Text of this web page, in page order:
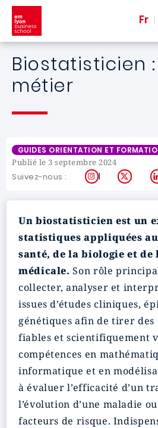
Aller au contenu principal
Fr
Biostatisticien
métier
GUIDES ORIENTATION ET
Publié le 3 septembre 2024
Suivez-nous : Instagram
X
Un biostatisticien est un
statistiques appliquées
santé, de la biologie et de
médicale. Son rôle
collecter, analyser et
issues d’études cliniques,
génétiques afin de tirer des
fiables et scientifiquement
compétences en
informatique et en
à évaluer l’efficacité d’un
l’évolution d’une maladie
facteurs de risque.